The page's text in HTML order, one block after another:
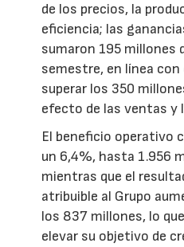
de los precios, la
eficiencia; las
sumaron 195 millones
semestre, en línea
superar los 350
efecto de las ventas y
El beneficio operativo
un 6,4%, hasta 1.956
mientras que el
atribuible al Grupo
los 837 millones, lo
elevar su objetivo de